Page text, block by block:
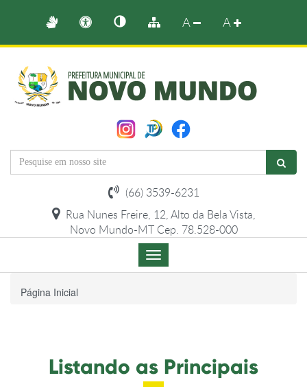
A A
(66) 3539-6231
Rua Nunes Freire, 12, Alto da Bela Vista,
Novo Mundo-MT Cep. 78.528-000
Menu
de
Página Inicial
Listando as Principais